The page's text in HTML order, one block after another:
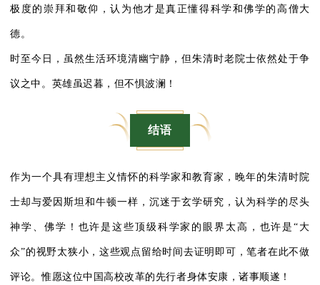
极度的崇拜和敬仰，认为他才是真正懂得科学和佛学的高僧大
德。
时至今日，虽然生活环境清幽宁静，但朱清时老院士依然处于争
议之中。英雄虽迟暮，但不惧波澜！
结语
作为一个具有理想主义情怀的科学家和教育家，晚年的朱清时院
士却与爱因斯坦和牛顿一样，沉迷于玄学研究，认为科学的尽头
神学、佛学！也许是这些顶级科学家的眼界太高，也许是“大
众”的视野太狭小，这些观点留给时间去证明即可，笔者在此不做
评论。惟愿这位中国高校改革的先行者身体安康，诸事顺遂！